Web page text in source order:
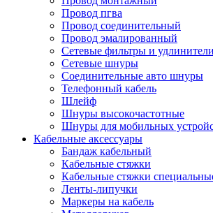
Провод пгва
Провод соединительный
Провод эмалированный
Сетевые фильтры и удлинители
Сетевые шнуры
Соединительные авто шнуры
Телефонный кабель
Шлейф
Шнуры высокочастотные
Шнуры для мобильных
Кабельные аксессуары
Бандаж кабельный
Кабельные стяжки
Кабельные стяжки
Ленты-липучки
Маркеры на кабель